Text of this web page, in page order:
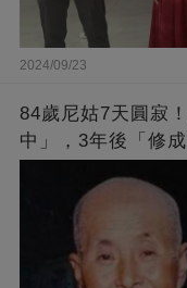
2024/09/23
84歲尼姑7天圓寂
中」，3年後「修